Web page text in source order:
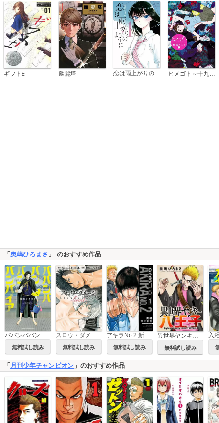
ギフト± 幽麗塔 恋は雨上がりのように
「 奥嶋ひろまさ 」 のおすすめ作品
ババンババンバンバンパイア
無料試し読み
スロウ・ダメージ Clean dishes -leveret-【電子単行本】
無料試し読み
アキラNo.2 新装版
無料試し読み
異世界ヤンキー八王子 分冊版
無料試し読み
「 月刊少年チャンピオン 」のおすすめ作品